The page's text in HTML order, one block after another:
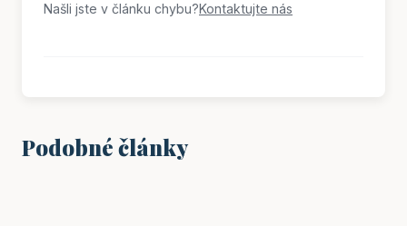
Našli jste v článku chybu?Kontaktujte nás
Podobné články